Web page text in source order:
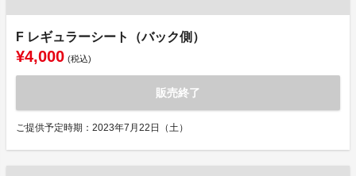
F レギュラーシート（バック側）
¥4,000 (税込)
販売終了
ご提供予定時期：2023年7月22日（土）